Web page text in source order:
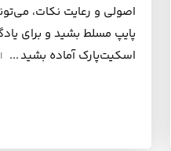
اصولی و رعایت نکات،
پایپ مسلط بشید و برای
اسکیت‌پارک آماده بشید